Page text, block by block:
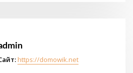
https://domowik.net